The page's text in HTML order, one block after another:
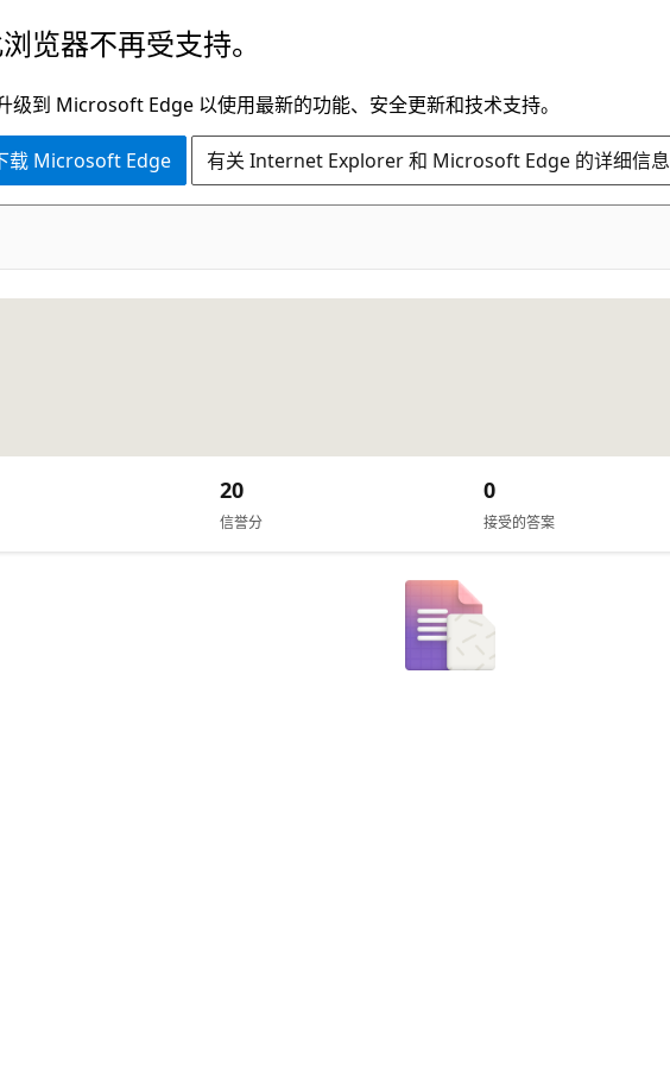
览器不再受支持。
级到 Microsoft Edge 以使用最新的功能、安全更新和技术支持。
载 Microsoft Edge 有关 Internet Explorer 和 Microsoft Edge 的详细信息
信誉分
20
接受的答案
0